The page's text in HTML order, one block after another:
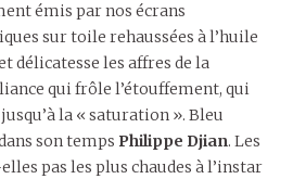
émis par nos écrans
sur toile rehaussées à l’huile
délicatesse les affres de la
qui frôle l’étouffement, qui
la « saturation ». Bleu
son temps Philippe Djian. Les
pas les plus chaudes à l’instar